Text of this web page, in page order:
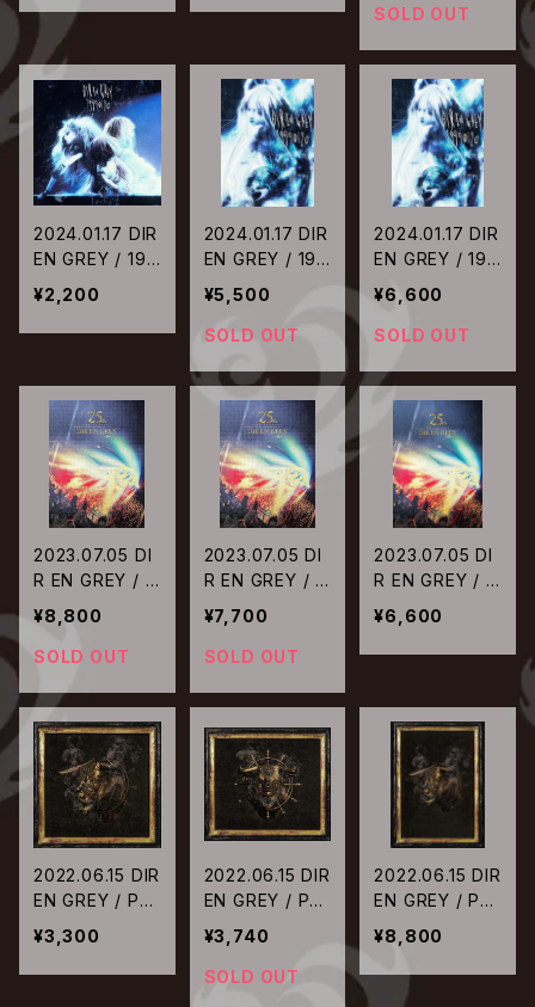
盤】
SOLD OUT
2024.01.17 DIR
EN GREY / 199
90120【初回生
産限定盤】
¥2,200
2024.01.17 DIR
EN GREY / 199
90120【完全生
産限定盤DVD】
¥5,500
SOLD OUT
2024.01.17 DIR
EN GREY / 199
90120【完全生
産限定盤Blu-ra
y】
¥6,600
SOLD OUT
2023.07.05 DI
R EN GREY / 2
5th Anniversar
y TOUR22 FR
OM DEPRESSI
_【初回生産限定
盤Blu-ray】
¥8,800
SOLD OUT
2023.07.05 DI
R EN GREY / 2
5th Anniversar
y TOUR22 FR
OM DEPRESSI
_【初回生産限定
盤DVD】
¥7,700
SOLD OUT
2023.07.05 DI
R EN GREY / 2
5th Anniversar
y TOUR22 FR
OM DEPRESSI
_【通常盤】
¥6,600
2022.06.15 DIR
EN GREY / PH
ALARIS【通常
盤】
¥3,300
2022.06.15 DIR
EN GREY / PH
ALARIS【初回生
産限定盤】
¥3,740
SOLD OUT
2022.06.15 DIR
EN GREY / PH
ALARIS【完全生
産限定盤DVD】
¥8,800